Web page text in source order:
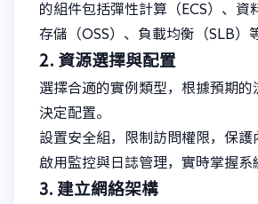
的組件包括彈性計算（ECS）、資
存儲（OSS）、負載均衡（SLB）
2. 資源選擇與配置
選擇合適的實例類型，根據預期的
決定配置。
設置安全組，限制訪問權限，保護
啟用監控與日誌管理，實時掌握系
3. 建立網絡架構